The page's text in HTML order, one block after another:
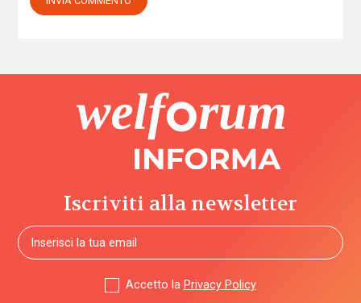
Iscriviti alla newsletter
Accetto la Privacy Policy